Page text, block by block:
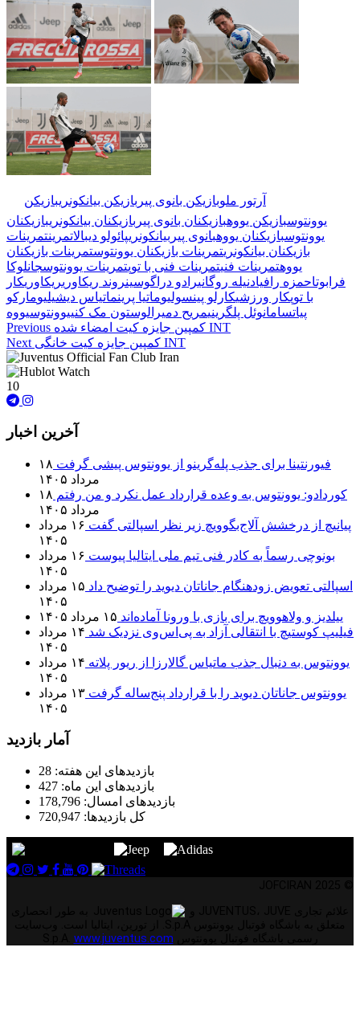
آرتور ملوبازیکن بانوی پیر بازیکن بیانکونریبازیکن
یوونتوسبازیکن یووهبازیکنان بانوی پیر بازیکنان بیانکونریبازیکنان
یوونتوسبازیکنان یووهبانوی پیر بیانکونریپائولو دیبالاتمرینتمرینات
بازیکنان بیانکونریتمرینات بازیکنان یوونتوستمرینات بازیکنان
یووهتمرینات فنیتمرینات فنی با توپتمرینات یوونتوسجانلوکا
فرابوتاحمزه رافیادنیله روگانیرادو دراگوسینروند ریکاوریریکاوریکار
با توپکار ورزشیکارلو پینسولیوماتیا پرینماتیاس دیشیلیومارکو
پیاتسامانوئل پلگرینیمریح دمیرالوستون مک کنییوونتوسیووه
Previous
کمپین جایزه کیت امضاء شده INT
Next
کمپین جایزه کیت خانگی INT
10
آخرین اخبار
فیورنتینا برای جذب پله‌گرینو از یوونتوس پیشی گرفت ۱۸
مرداد ۱۴۰۵
کوردادو: یوونتوس به وعده قرارداد عمل نکرد و من رفتم ۱۸
مرداد ۱۴۰۵
پیانیچ از درخشش آلاج‌بگوویچ زیر نظر اسپالتی گفت
۱۶ مرداد
۱۴۰۵
بونوچی رسماً به کادر فنی تیم ملی ایتالیا پیوست
۱۶ مرداد
۱۴۰۵
اسپالتی تعویض زودهنگام جاناتان دیوید را توضیح داد
۱۵ مرداد
۱۴۰۵
ییلدیز و ولاهوویچ برای بازی با ورونا آماده‌اند ۱۵ مرداد ۱۴۰۵
فیلیپ کوستیچ با انتقالی آزاد به پی‌اس‌وی نزدیک شد
۱۴ مرداد
۱۴۰۵
یوونتوس به دنبال جذب ماتیاس گالارزا از ریور پلاته
۱۴ مرداد
۱۴۰۵
یوونتوس جاناتان دیوید را با قرارداد پنج‌ساله گرفت
۱۳ مرداد
۱۴۰۵
آمار بازدید
بازدیدهای این هفته: 28
بازدیدهای این ماه: 427
بازدیدهای امسال: 178,796
کل بازدیدها: 720,947
www.juventus.com